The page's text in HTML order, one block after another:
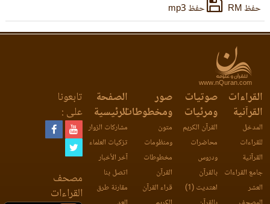
حفظ RM
حفظ mp3
www.nQuran.com
القراءات
القرآنية
المدخل
للقراءات
القرآنية
جامع القراءات
العشر
صوتيات
ومرئيات
القرآن الكريم
محاضرات
ودروس
بالقرآن
اهتديت (1)
صور
ومخطوطات
متون
ومنظومات
مخطوطات
القرآن
قراء القرآن
الصفحة
الرئيسية
مشاركات الزوار
تزكيات العلماء
آخر الأخبار
اتصل بنا
مقارنة طرق
تابعونا
على :
مصحف
القراءات